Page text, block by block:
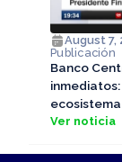
August 7,
Publicación
Banco
Ver noticia